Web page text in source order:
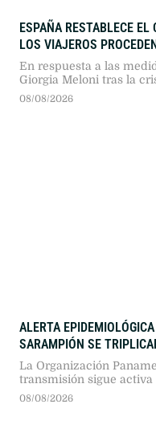
ESPAÑA RESTABLECE
LOS VIAJEROS
En respuesta a las
Giorgia Meloni tras la
española activó
08/08/2026
ALERTA
SARAMPIÓN SE
La Organización
transmisión sigue activa
inmunidad para evitar
08/08/2026